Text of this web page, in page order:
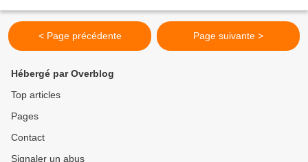
< Page précédente Page suivante >
Hébergé par Overblog
Top articles
Pages
Contact
Signaler un abus